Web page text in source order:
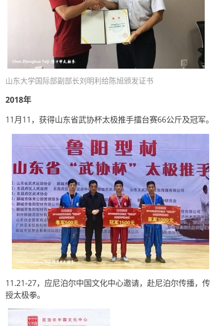
山东大学国际部副部长刘明利给陈旭颁发证书
2018年
11月11，获得山东省武协杯太极推手擂台赛66公斤及冠军。
11.21-27，应尼泊尔中国文化中心邀请，赴尼泊尔传播，传
授太极拳。